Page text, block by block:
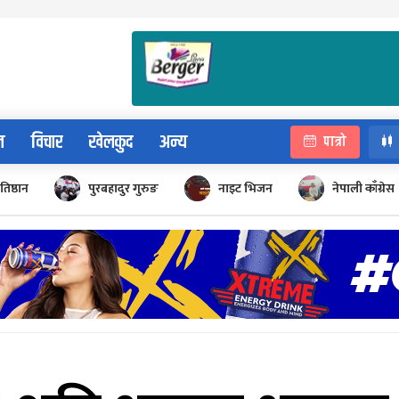
विचार खेलकुद अन्य पात्रो
पुरबहादुर गुरुङ नाइट भिजन नेपाली काँग्रेस